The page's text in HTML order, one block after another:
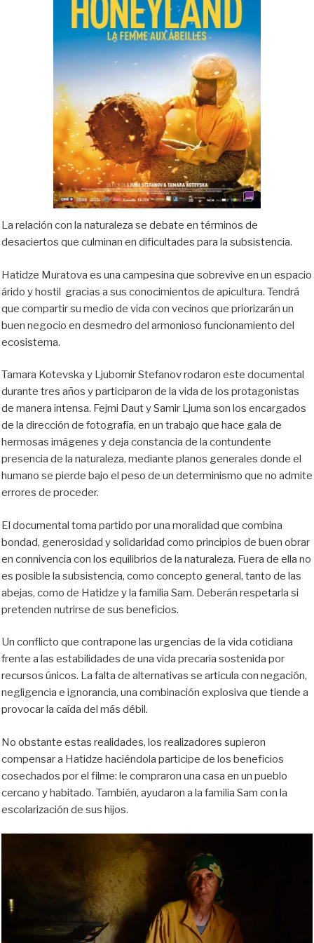
r
La relación con la naturaleza se debate en términos de
desaciertos que culminan en dificultades para la subsistencia.
Hatidze Muratova es una campesina que sobrevive en un espacio
árido y hostil gracias a sus conocimientos de apicultura. Tendrá
que compartir su medio de vida con vecinos que priorizarán un
buen negocio en desmedro del armonioso funcionamiento del
ecosistema.
Tamara Kotevska y Ljubomir Stefanov rodaron este documental
durante tres años y participaron de la vida de los protagonistas
de manera intensa. Fejmi Daut y Samir Ljuma son los encargados
de la dirección de fotografía, en un trabajo que hace gala de
hermosas imágenes y deja constancia de la contundente
presencia de la naturaleza, mediante planos generales donde el
humano se pierde bajo el peso de un determinismo que no admite
errores de proceder.
El documental toma partido por una moralidad que combina
bondad, generosidad y solidaridad como principios de buen obrar
en connivencia con los equilibrios de la naturaleza. Fuera de ella no
es posible la subsistencia, como concepto general, tanto de las
abejas, como de Hatidze y la familia Sam. Deberán respetarla si
pretenden nutrirse de sus beneficios.
Un conflicto que contrapone las urgencias de la vida cotidiana
frente a las estabilidades de una vida precaria sostenida por
recursos únicos. La falta de alternativas se articula con negación,
negligencia e ignorancia, una combinación explosiva que tiende a
provocar la caída del más débil.
No obstante estas realidades, los realizadores supieron
compensar a Hatidze haciéndola participe de los beneficios
cosechados por el filme: le compraron una casa en un pueblo
cercano y habitado. También, ayudaron a la familia Sam con la
escolarización de sus hijos.